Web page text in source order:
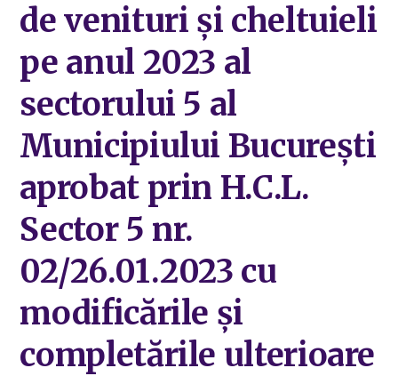
de venituri și cheltuieli
pe anul 2023 al
sectorului 5 al
Municipiului București
aprobat prin H.C.L.
Sector 5 nr.
02/26.01.2023 cu
modificările și
completările ulterioare